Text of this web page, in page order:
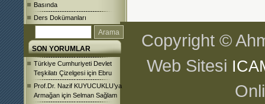
Basında
Ders Dokümanları
SON YORUMLAR
Türkiye Cumhuriyeti Devlet
Teşkilatı Çizelgesi için Ebru
Prof.Dr. Nazif KUYUCUKLU’ya
Armağan için Selman Sağlam
Copyright ©
Web Sitesi